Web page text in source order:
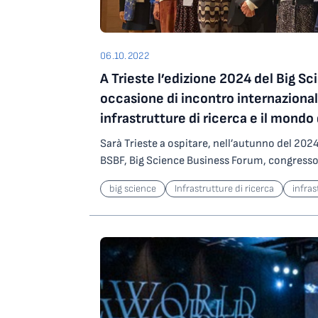
06.10.2022
A Trieste l’edizione 2024 del Big
occasione di incontro
infrastrutture di ricerca e il mondo
Sarà Trieste a ospitare, nell’autunno del
BSBF, Big Science Business Forum,
sull’innovazione tecnologica, punto di
unisce le principali Infrastrutture di Ricerca
nel 2018 e Granada nel 2022, il capoluogo
progettano e realizzano strumentazione
generazione potranno incontrare a Trieste
responsabili di grandi infrastrutture di
presso il centro congressi di Porto Vecchio
incontro e confronto sui temi e le esigenze in
big science Infrastrutture di ricerca